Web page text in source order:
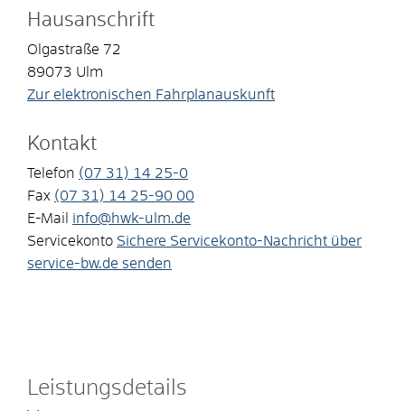
Hausanschrift
Olgastraße 72
89073 Ulm
Zur elektronischen Fahrplanauskunft
Kontakt
Telefon (07 31) 14 25-0
Fax (07 31) 14 25-90 00
E-Mail
info@hwk-ulm.de
Servicekonto Sichere Servicekonto-Nachricht über
service-bw.de senden
Leistungsdetails